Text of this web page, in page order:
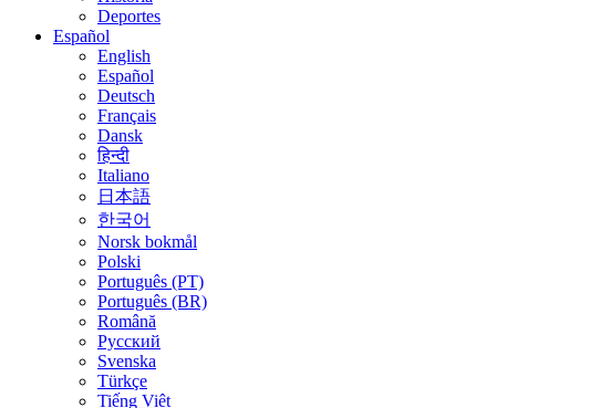
Deportes
Español
English
Español
Deutsch
Français
Dansk
हिन्दी
Italiano
日本語
한국어
Norsk bokmål
Polski
Português (PT)
Português (BR)
Română
Русский
Svenska
Türkçe
Tiếng Việt